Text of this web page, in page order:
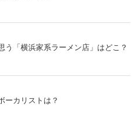
う「横浜家系ラーメン店」はどこ？
ーカリストは？